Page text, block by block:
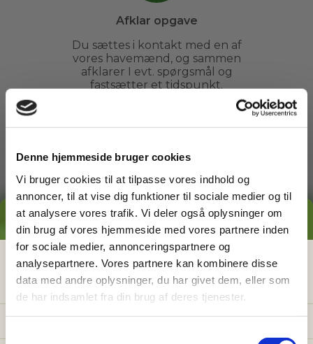
Denne hjemmeside bruger cookies
Vi bruger cookies til at tilpasse vores indhold og
annoncer, til at vise dig funktioner til sociale medier og til
at analysere vores trafik. Vi deler også oplysninger om
din brug af vores hjemmeside med vores partnere inden
for sociale medier, annonceringspartnere og
analysepartnere. Vores partnere kan kombinere disse
data med andre oplysninger, du har givet dem, eller som
de har indsamlet fra din brug af deres tjenester.
Afklar opgave
Du sættes i kontakt med en af
vores havemænd, og sammen
afklarer I evt. spørgsmål og
fastsætter et tidspunkt.
3
Arbejdet udføres
Du kan slappe af, mens din
havemand ordner din have. Du
behøver ikke engang være
hjemme.
4
GRATIS PRISESTIMAT
Hvad koster detegentligat få
hjælp i haven?
Få vores prisguide med faste timepriser, eksempler